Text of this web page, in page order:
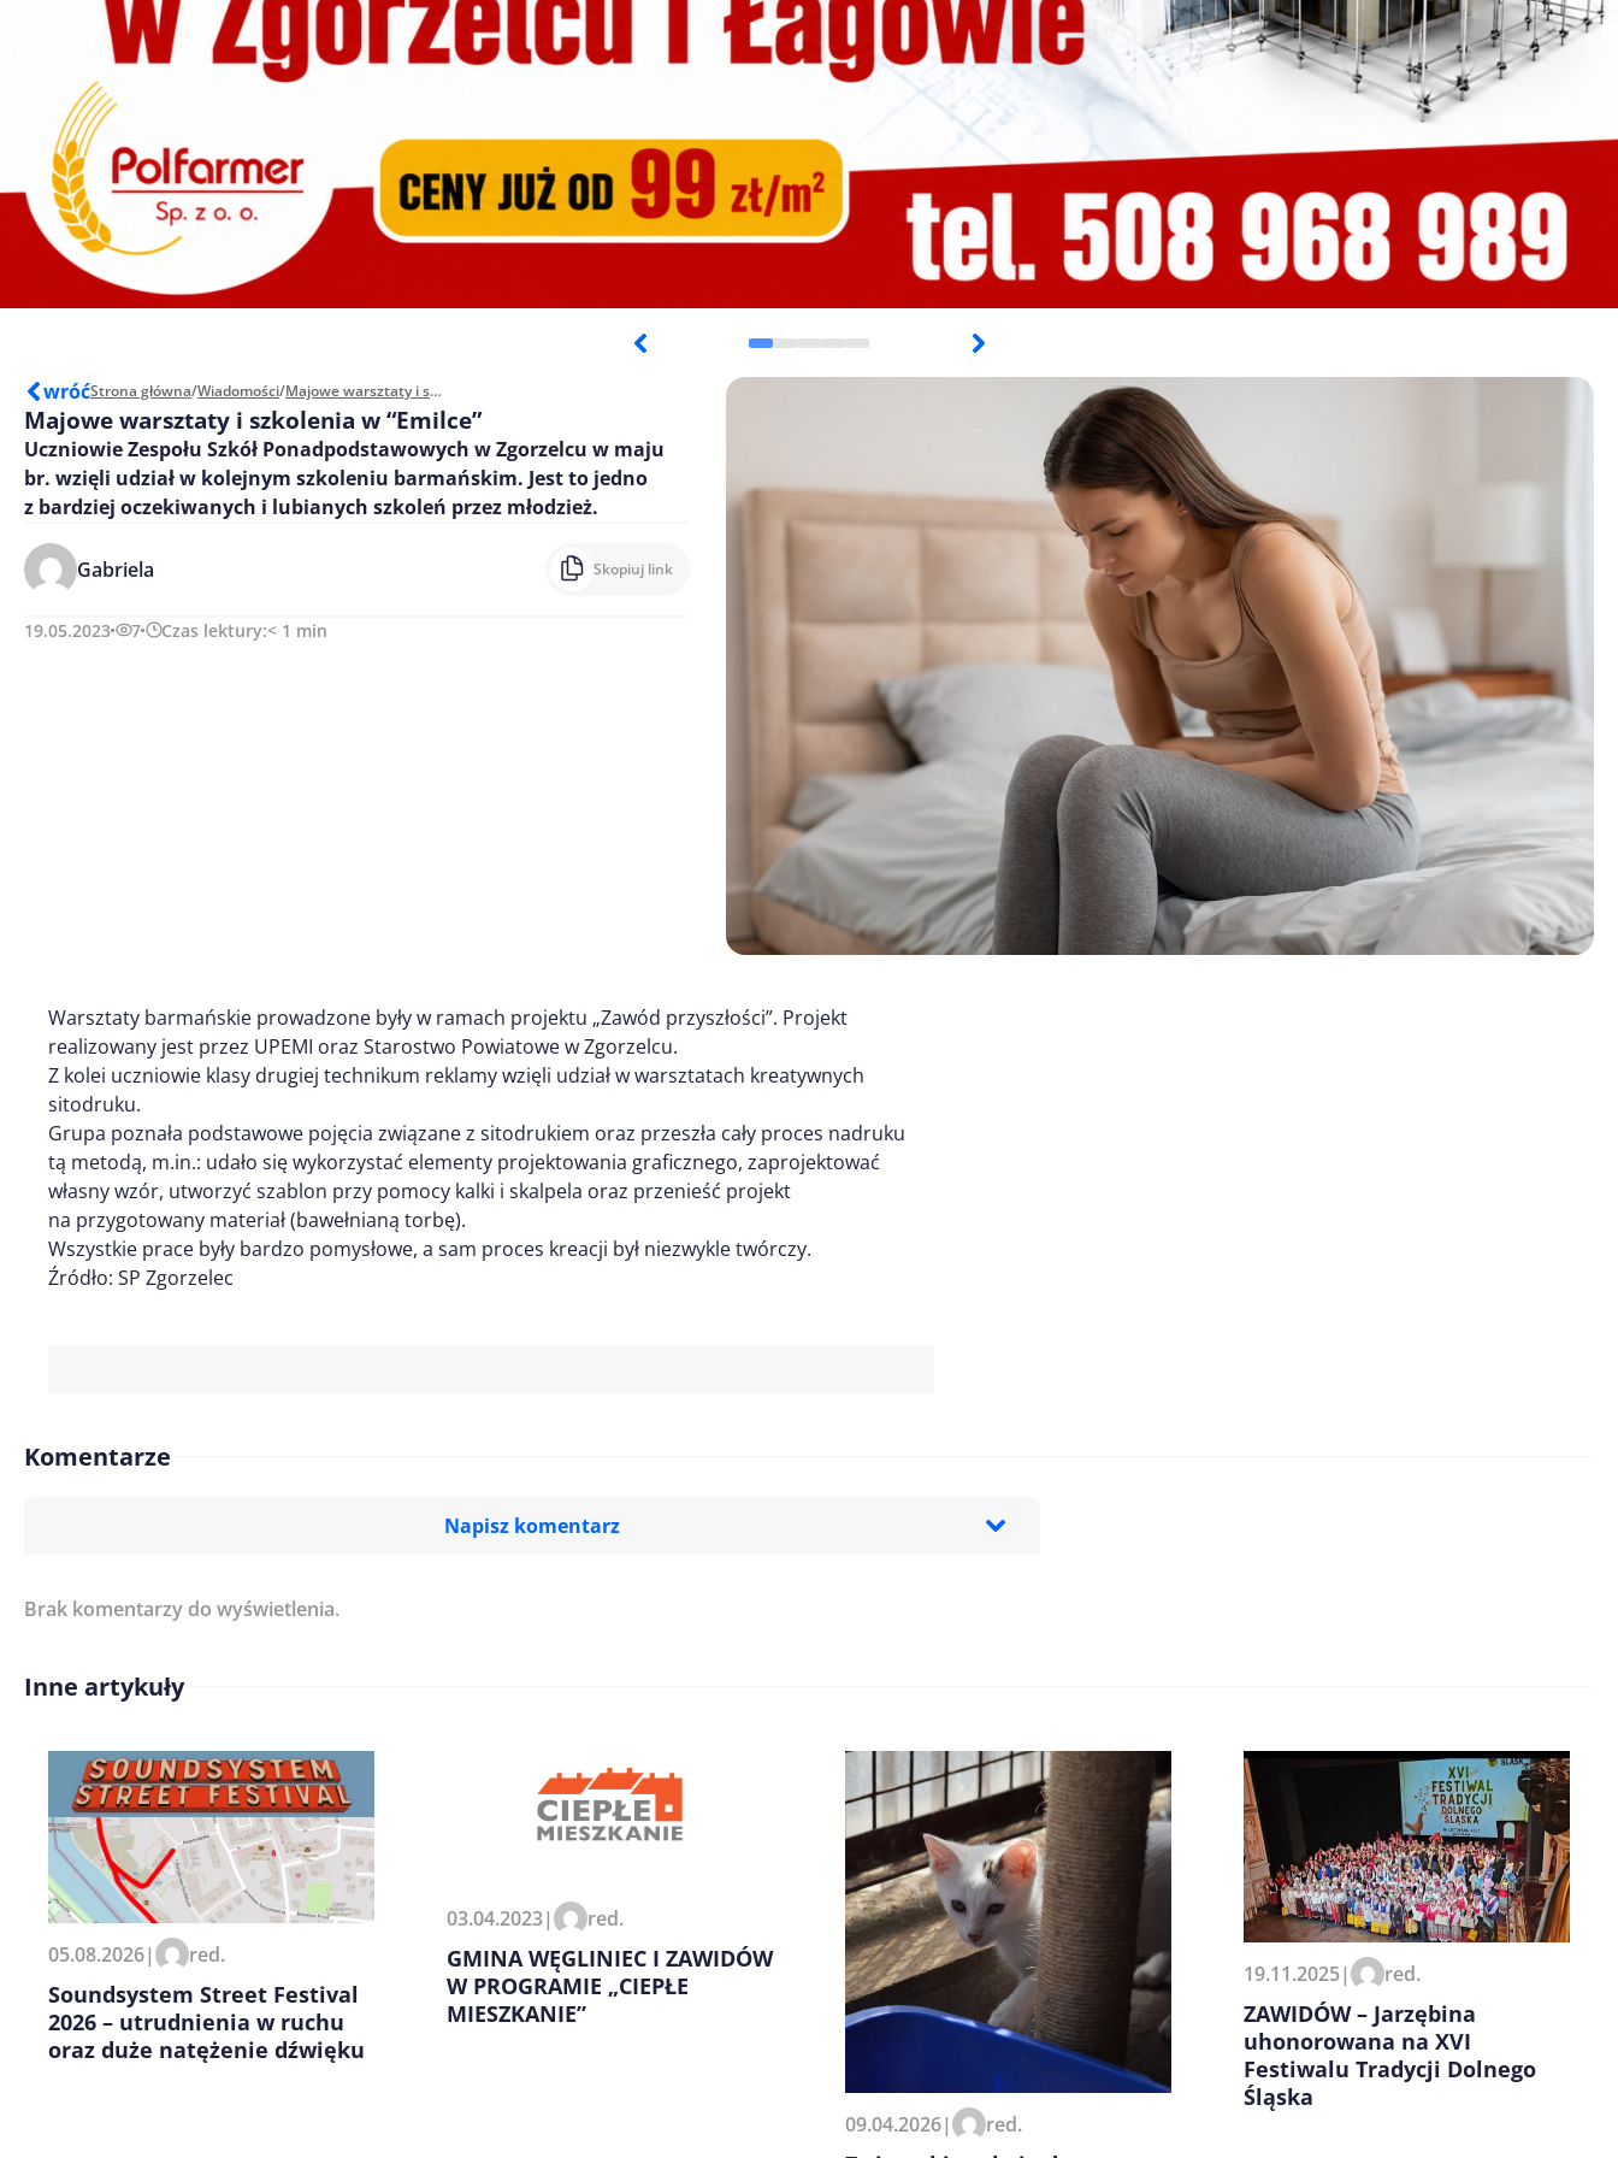
wróćStrona główna/Wiadomości/ Majowe warsztaty i szkolenia w “Emilce”
Majowe warsztaty i szkolenia w “Emilce”
Uczniowie Zespołu Szkół Ponadpodstawowych w Zgorzelcu w maju
br. wzięli udział w kolejnym szkoleniu barmańskim. Jest to jedno
z bardziej oczekiwanych i lubianych szkoleń przez młodzież.
Gabriela Skopiuj link
19.05.2023 7 Czas lektury:< 1 min
Warsztaty barmańskie prowadzone były w ramach projektu „Zawód przyszłości”. Projekt
realizowany jest przez UPEMI oraz Starostwo Powiatowe w Zgorzelcu.
Z kolei uczniowie klasy drugiej technikum reklamy wzięli udział w warsztatach kreatywnych
sitodruku.
Grupa poznała podstawowe pojęcia związane z sitodrukiem oraz przeszła cały proces nadruku
tą metodą, m.in.: udało się wykorzystać elementy projektowania graficznego, zaprojektować
własny wzór, utworzyć szablon przy pomocy kalki i skalpela oraz przenieść projekt
na przygotowany materiał (bawełnianą torbę).
Wszystkie prace były bardzo pomysłowe, a sam proces kreacji był niezwykle twórczy.
Źródło: SP Zgorzelec
Komentarze
Napisz komentarz
Imię/ Nick*
Zapamiętaj moje dane w tej przeglądarce podczas pisania
kolejnych komentarzy.
Brak komentarzy do wyświetlenia.
Inne artykuły
05.08.2026| red.
Soundsystem Street Festival
2026 – utrudnienia w ruchu
oraz duże natężenie dźwięku
03.04.2023| red.
GMINA WĘGLINIEC I ZAWIDÓW
W PROGRAMIE „CIEPŁE
MIESZKANIE”
09.04.2026| red.
19.11.2025| red.
ZAWIDÓW – Jarzębina
uhonorowana na XVI
Festiwalu Tradycji Dolnego
Śląska